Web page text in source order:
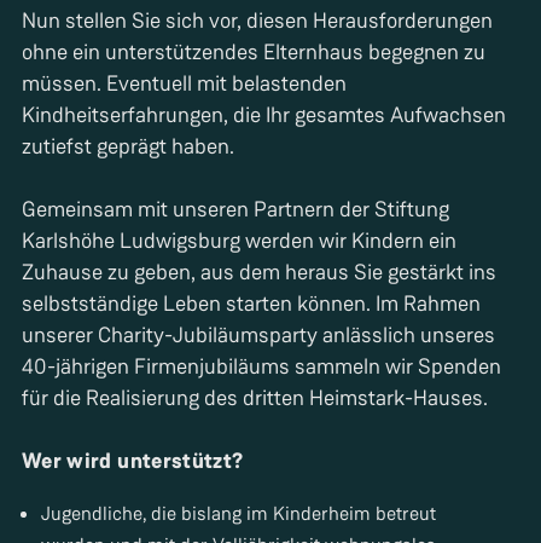
Nun stellen Sie sich vor, diesen Herausforderungen
ohne ein unterstützendes Elternhaus begegnen zu
müssen. Eventuell mit belastenden
Kindheitserfahrungen, die Ihr gesamtes Aufwachsen
zutiefst geprägt haben.
Gemeinsam mit unseren Partnern der Stiftung
Karlshöhe Ludwigsburg werden wir Kindern ein
Zuhause zu geben, aus dem heraus Sie gestärkt ins
selbstständige Leben starten können. Im Rahmen
unserer Charity-Jubiläumsparty anlässlich unseres
40-jährigen Firmenjubiläums sammeln wir Spenden
für die Realisierung des dritten Heimstark-Hauses.
Wer wird unterstützt?
Jugendliche, die bislang im Kinderheim betreut